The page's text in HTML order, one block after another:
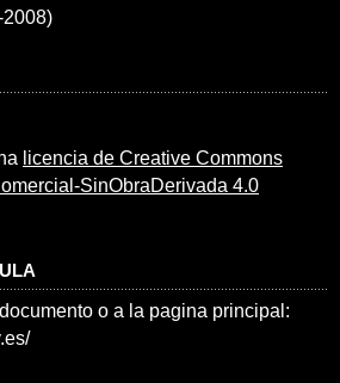
licencia de Creative Commons
SinObraDerivada 4.0
o a la pagina principal: